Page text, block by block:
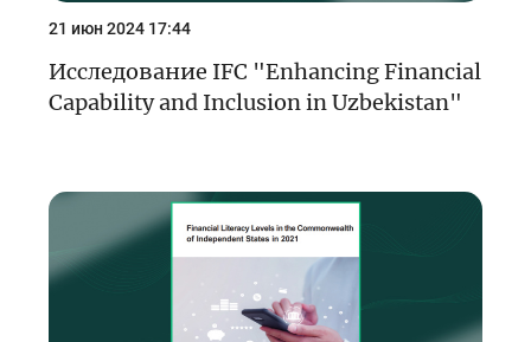
21 июн 2024 17:44
Исследование IFC "Enhancing Financial
Capability and Inclusion in Uzbekistan"